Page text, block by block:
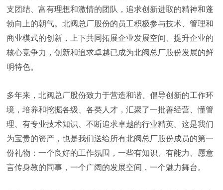
支团结、富有理想和激情的团队，追求创新进取的精神和蓬
勃向上的朝气。北阀总厂股份的员工积极参与技术、管理和
商业模式的创新，上下共同拓展企业发展空间、提升企业的
核心竞争力，创新和追求卓越已成为北阀总厂股份发展的鲜
明特色。
多年来，北阀总厂股份致力于营造和谐、倡导创新的工作环
境，培养和挖掘各级、各类人才，汇聚了一批善经营、懂管
理、有专业技术知识、不断追求卓越的行业精英。这是我们
为宝贵的资产，也是我们送给所有北阀总厂股份成员的第一
份礼物：一个良好的工作氛围，一些有知识、有能力、愿意
言传身教的同事，一个广阔的发展空间，一个魅力舞台。